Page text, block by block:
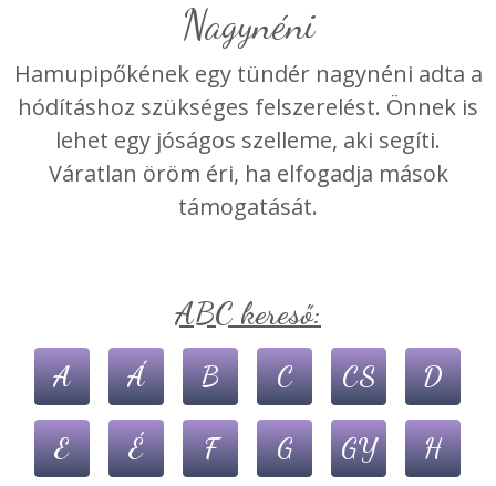
Nagynéni
Hamupipőkének egy tündér nagynéni adta a
hódításhoz szükséges felszerelést. Önnek is
lehet egy jóságos szelleme, aki segíti.
Váratlan öröm éri, ha elfogadja mások
támogatását.
ABC kereső:
A Á B C CS D
E É F G GY H